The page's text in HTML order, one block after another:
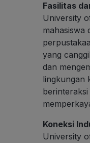
Fasilitas
University
mahasiswa
yang
dan
lingkungan
Koneksi
University